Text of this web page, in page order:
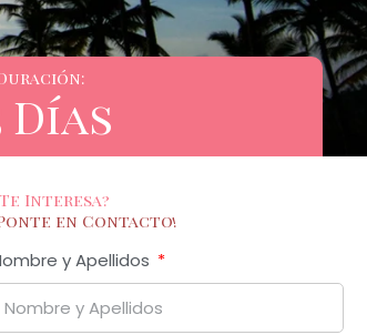
Días
Interesa?
en Contacto!
y Apellidos